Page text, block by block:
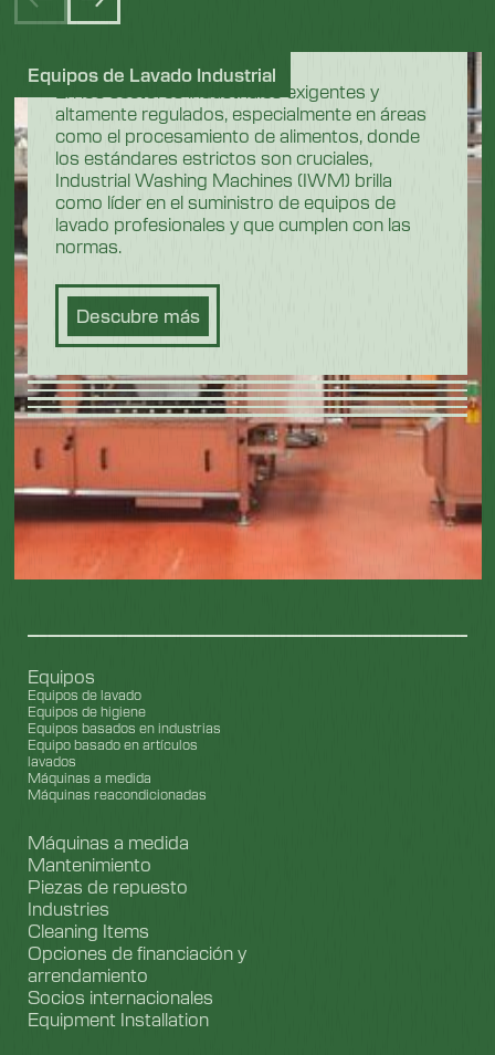
En los sectores industriales exigentes y
altamente regulados, especialmente en áreas
como el procesamiento de alimentos, donde
los estándares estrictos son cruciales,
Industrial Washing Machines (IWM) brilla
como líder en el suministro de equipos de
lavado profesionales y que cumplen con las
normas.
Descubre más
Equipos de Lavado Industrial
Equipos
Equipos de lavado
Equipos de higiene
Equipos basados en industrias
Equipo basado en artículos
lavados
Máquinas a medida
Máquinas reacondicionadas
Máquinas a medida
Mantenimiento
Piezas de repuesto
Industries
Cleaning Items
Opciones de financiación y
arrendamiento
Socios internacionales
Equipment Installation